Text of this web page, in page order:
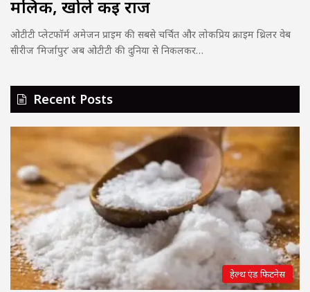
मलिक, खोले कई राज
ओटीटी प्लेटफॉर्म अमेजन प्राइम की सबसे चर्चित और लोकप्रिय क्राइम थ्रिलर वेब
सीरीज ‘मिर्जापुर’ अब ओटीटी की दुनिया से निकलकर…
Recent Posts
हेल्थ एंड फिटनेस